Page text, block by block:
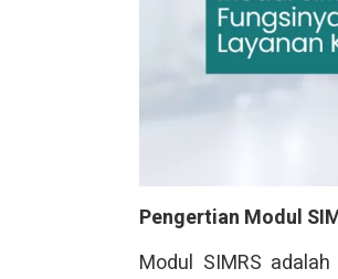
Pengertian Modul
Modul SIMRS